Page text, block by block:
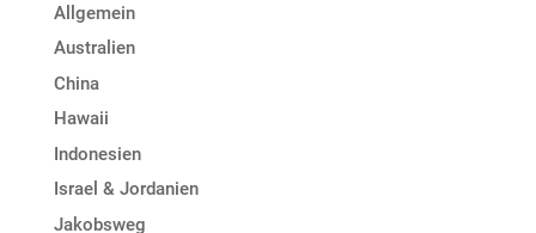
Allgemein
Australien
China
Hawaii
Indonesien
Israel & Jordanien
Jakobsweg